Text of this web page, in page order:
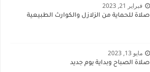
فبراير 21, 2023
صلاة للحماية من الزلازل والكوارث الطبيعية
مايو 13, 2023
صلاة الصباح وبداية يوم جديد